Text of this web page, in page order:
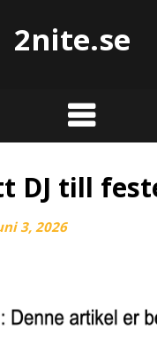
2nite.se
DJ till
3, 2026